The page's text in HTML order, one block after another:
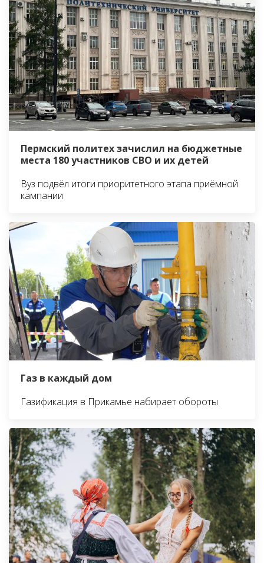
Пермский политех зачислил на бюджетные
места 180 участников СВО и их детей
Вуз подвёл итоги приоритетного этапа приёмной
кампании
Газ в каждый дом
Газификация в Прикамье набирает обороты